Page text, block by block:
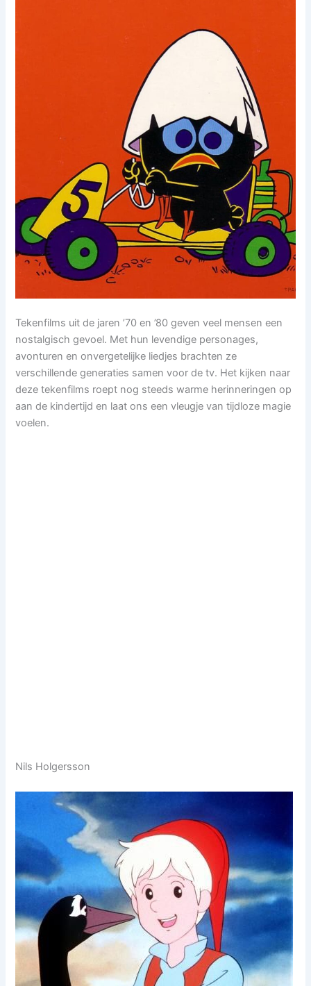
Tekenfilms uit de jaren ’70 en ’80 geven veel mensen een
nostalgisch gevoel. Met hun levendige personages,
avonturen en onvergetelijke liedjes brachten ze
verschillende generaties samen voor de tv. Het kijken naar
deze tekenfilms roept nog steeds warme herinneringen op
aan de kindertijd en laat ons een vleugje van tijdloze magie
voelen.
Nils Holgersson